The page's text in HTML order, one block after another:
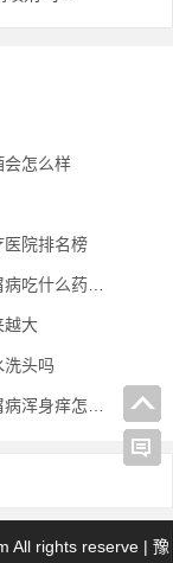
会怎么样
医院排名榜
么药效果好
越大
头吗
身痒怎么办
All rights reserve | 豫